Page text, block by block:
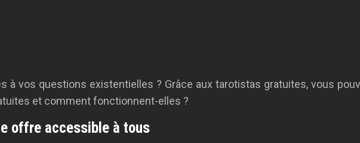
à vos questions existentielles ? Grâce aux tarotistas gratuites, vous
et comment fonctionnent-elles ?
offre accessible à tous